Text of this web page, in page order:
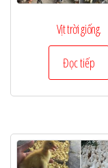
Vịt trời giống.
Đọc tiếp